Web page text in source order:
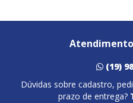
(19)
Dúvidas sobre cadastro,
prazo de entrega?